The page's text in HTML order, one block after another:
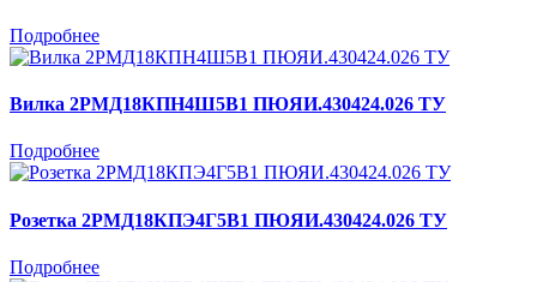
Подробнее
Вилка 2РМД18КПН4Ш5В1 ПЮЯИ.430424.026 ТУ
Подробнее
Розетка 2РМД18КПЭ4Г5В1 ПЮЯИ.430424.026 ТУ
Подробнее